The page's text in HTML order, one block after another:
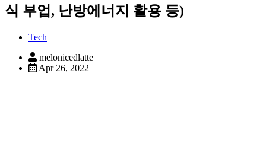
식 부업, 난방에너지 활용 등)
Tech
melonicedlatte
Apr 26, 2022